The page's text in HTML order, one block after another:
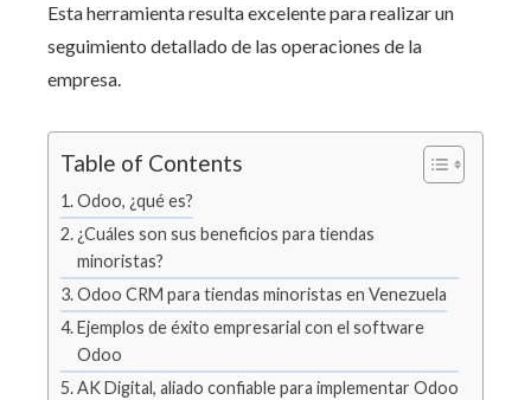
Esta herramienta resulta excelente para realizar un
seguimiento detallado de las operaciones de la
empresa.
Table of Contents
Odoo, ¿qué es?
¿Cuáles son sus beneficios para tiendas
minoristas?
Odoo CRM para tiendas minoristas en Venezuela
Ejemplos de éxito empresarial con el software
Odoo
AK Digital, aliado confiable para implementar Odoo